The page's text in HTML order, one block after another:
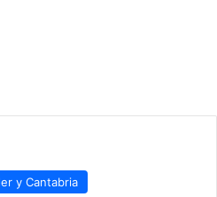
y Cantabria